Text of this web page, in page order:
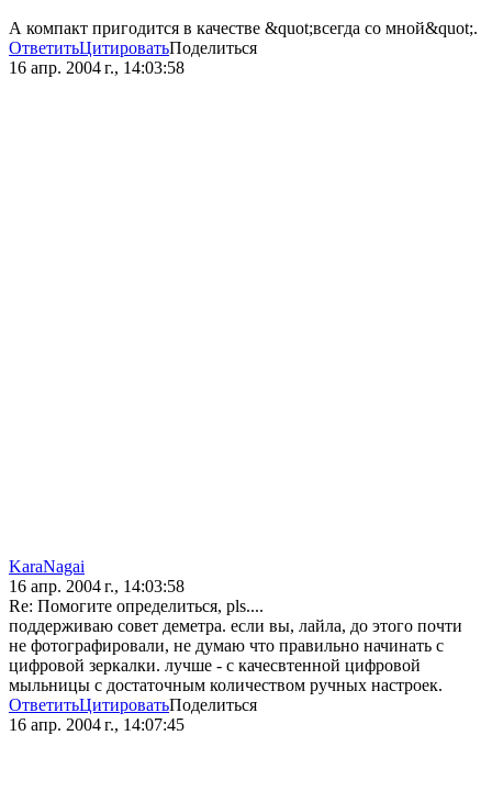
А компакт пригодится в качестве &quot;всегда со мной&quot;.
ОтветитьЦитироватьПоделиться
16 апр. 2004 г., 14:03:58
KaraNagai
16 апр. 2004 г., 14:03:58
Re: Помогите определиться, pls....
поддерживаю совет деметра. если вы, лайла, до этого почти
не фотографировали, не думаю что правильно начинать с
цифровой зеркалки. лучше - с качесвтенной цифровой
мыльницы с достаточным количеством ручных настроек.
ОтветитьЦитироватьПоделиться
16 апр. 2004 г., 14:07:45